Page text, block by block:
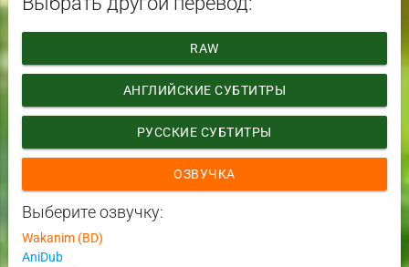
RAW
АНГЛИЙСКИЕ СУБТИТРЫ
РУССКИЕ СУБТИТРЫ
ОЗВУЧКА
Выберите озвучку:
Wakanim (BD)
AniDub